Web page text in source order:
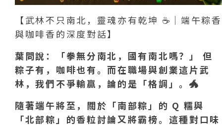
【武林不只南北，靈魂亦有乾坤 ☕｜端午粽香
與咖啡香的深度對話】
葉問說：「拳無分南北，國有南北嗎？」 但
粽子有，咖啡也有。而在職場與創業這片武
林，我們不爭輸贏，論的是「格調」。 🐲
隨著端午將至，關於「南部粽」的 Q 糯與
「北部粽」的香粒討論又將霸榜。這種對口味